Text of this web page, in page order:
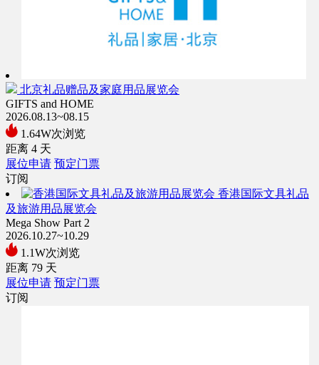
北京礼品赠品及家庭用品展览会
GIFTS and HOME
2026.08.13~08.15
1.64W次浏览
距离 4 天
展位申请 预定门票
订阅
香港国际文具礼品
及旅游用品展览会
Mega Show Part 2
2026.10.27~10.29
1.1W次浏览
距离 79 天
展位申请 预定门票
订阅